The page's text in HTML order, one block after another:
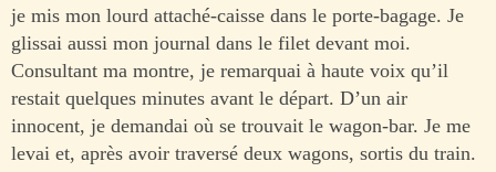
je mis mon lourd attaché-caisse dans le porte-bagage. Je
glissai aussi mon journal dans le filet devant moi.
Consultant ma montre, je remarquai à haute voix qu’il
restait quelques minutes avant le départ. D’un air
innocent, je demandai où se trouvait le wagon-bar. Je me
levai et, après avoir traversé deux wagons, sortis du train.